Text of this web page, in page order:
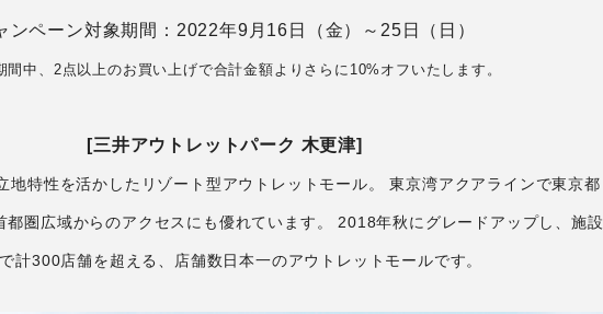
ンペーン対象期間：2022年9月16日（金）～25日（日）
中、2点以上のお買い上げで合計金額よりさらに10%オフいたします。
[三井アウトレットパーク 木更津]
地特性を活かしたリゾート型アウトレットモール。 東京湾アクアラインで東京都
都圏広域からのアクセスにも優れています。 2018年秋にグレードアップし、施設
計300店舗を超える、店舗数日本一のアウトレットモールです。